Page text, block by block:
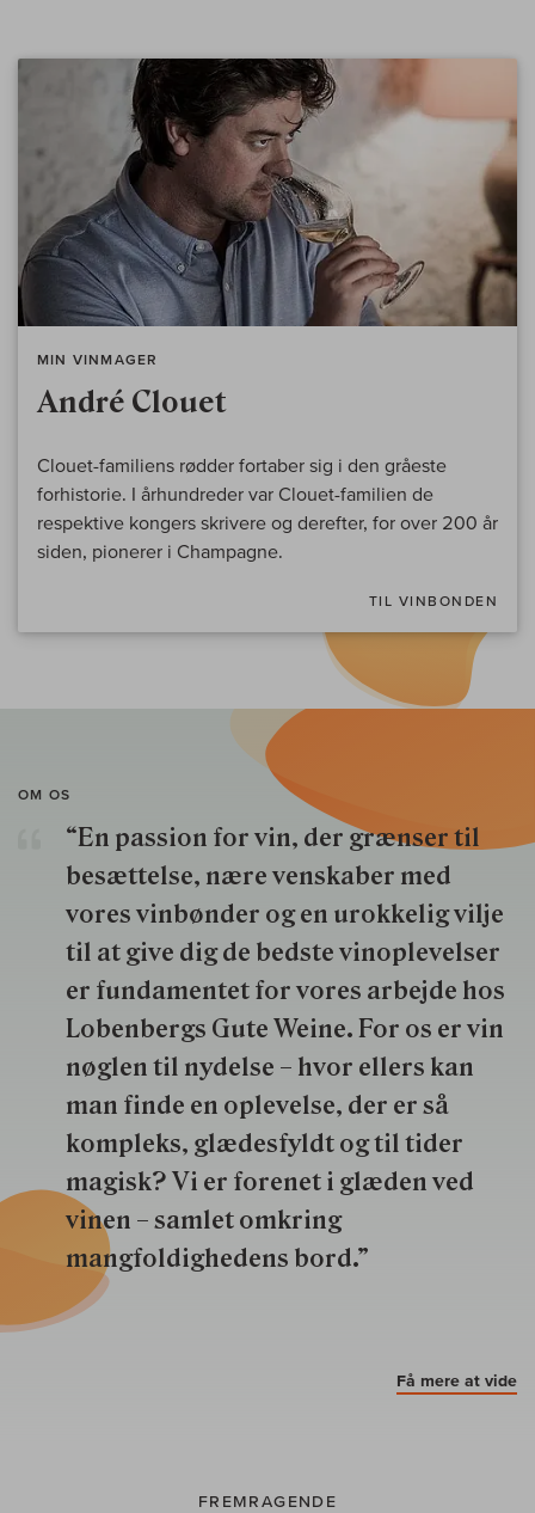
MIN VINMAGER
André Clouet
Clouet-familiens rødder fortaber sig i den gråeste
forhistorie. I århundreder var Clouet-familien de
respektive kongers skrivere og derefter, for over 200 år
siden, pionerer i Champagne.
TIL VINBONDEN
OM OS
“En passion for vin, der grænser til
besættelse, nære venskaber med
vores vinbønder og en urokkelig vilje
til at give dig de bedste vinoplevelser
er fundamentet for vores arbejde hos
Lobenbergs Gute Weine. For os er vin
nøglen til nydelse – hvor ellers kan
man finde en oplevelse, der er så
kompleks, glædesfyldt og til tider
magisk? Vi er forenet i glæden ved
vinen – samlet omkring
mangfoldighedens bord.”
Få mere at vide
FREMRAGENDE